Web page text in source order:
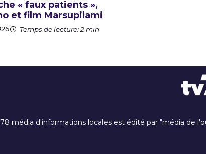
« faux patients »,
et film Marsupilami
Temps de lecture: 2 min
média d'informations locales est édité par "média de